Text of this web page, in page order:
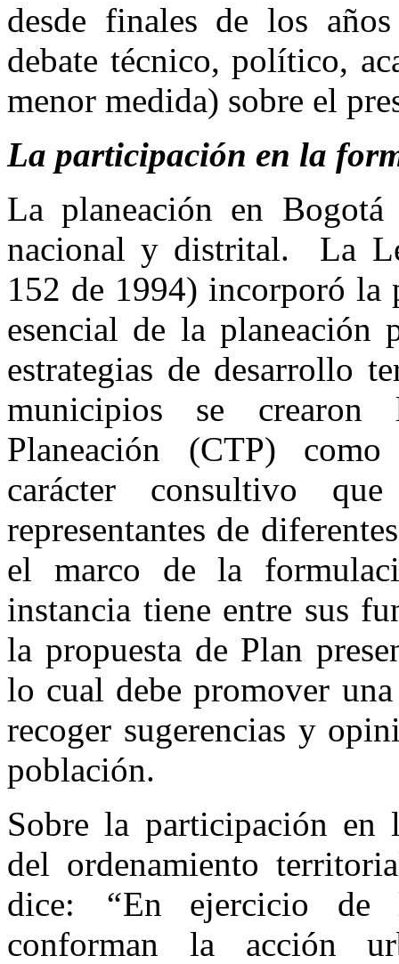
desde finales de los
debate técnico, político,
menor medida) sobre el
La participación en la
La planeación en
nacional y distrital. La
152 de 1994) incorporó la
esencial de la planeación
estrategias de desarrollo
municipios se crearon
Planeación (CTP)
carácter consultivo
representantes de
el marco de la
instancia tiene entre sus
la propuesta de Plan
lo cual debe promover
recoger sugerencias y
población.
Sobre la participación en
del ordenamiento
dice:
“En ejercicio de
conforman la acción